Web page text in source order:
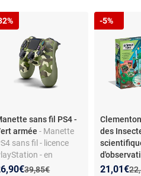
sans fil PS4 -
armée- Manette
sans fil - licence
- en
Ancien prix :
39,85€
prix :
de :
des
cm- La
Nouveau
21,01€
-5%